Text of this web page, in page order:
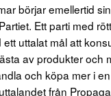
börjar emellertid
Ett parti med
uttalat mål att
av produkter och
och köpa mer i
från